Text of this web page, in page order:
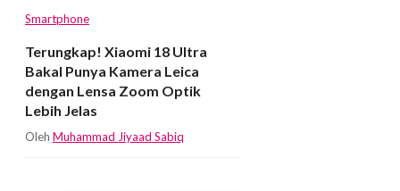
Smartphone
Terungkap! Xiaomi 18 Ultra
Bakal Punya Kamera Leica
dengan Lensa Zoom Optik
Lebih Jelas
Oleh Muhammad Jiyaad Sabiq